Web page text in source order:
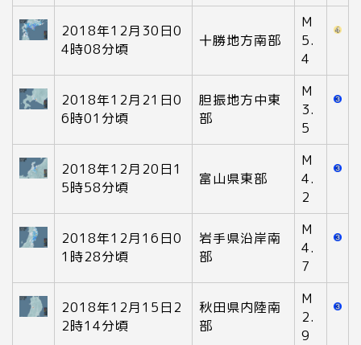
2018年12月30日0
4時08分頃
十勝地方南部
M
5.
4
2018年12月21日0
6時01分頃
胆振地方中東
部
M
3.
5
2018年12月20日1
5時58分頃
富山県東部
M
4.
2
2018年12月16日0
1時28分頃
岩手県沿岸南
部
M
4.
7
2018年12月15日2
2時14分頃
秋田県内陸南
部
M
2.
9